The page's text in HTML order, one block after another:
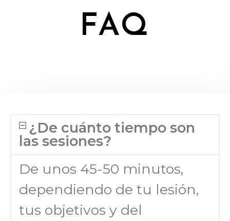
FAQ
¿De cuánto tiempo son
las sesiones?
De unos 45-50 minutos,
dependiendo de tu lesión,
tus objetivos y del